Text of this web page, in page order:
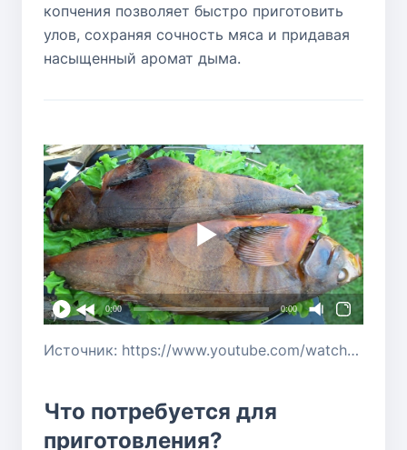
копчения позволяет быстро приготовить
улов, сохраняя сочность мяса и придавая
насыщенный аромат дыма.
0:00 0:00
Источник: https://www.youtube.com/watch?v=OraU1ytq3Fg
Что потребуется для
приготовления?